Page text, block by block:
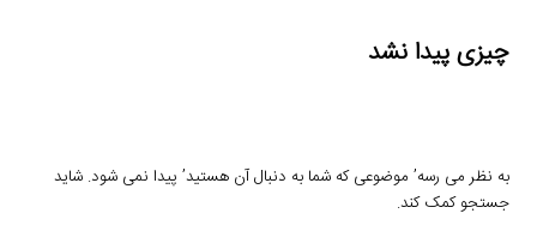
چیزی پیدا نشد
به نظر می رسه’ موضوعی که شما به دنبال آن هستید’ پیدا نمی شود. شاید
جستجو کمک کند.